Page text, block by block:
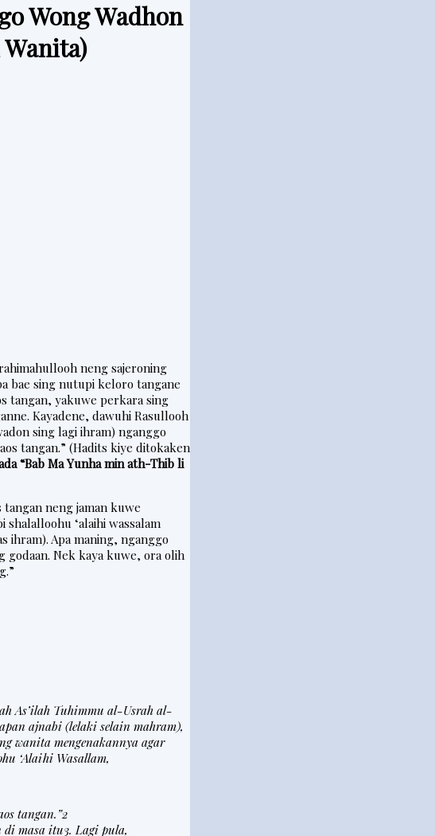
Wong Wadhon
neng sajeroning
bae sing nutupi keloro tangane
tangan, yakuwe perkara sing
Kayadene, dawuhi Rasullooh
sing lagi ihram) nganggo
tangan.” (Hadits kiye ditokaken
“Bab Ma Yunha min ath-Thib li
neng jaman kuwe
shalalloohu ‘alaihi wassalam
ihram). Apa maning, nganggo
Nek kaya kuwe, ora olih
As’ilah Tuhimmu al-Usrah al-
ajnabi (lelaki selain mahram),
wanita mengenakannya agar
‘Alaihi Wasallam,
tangan.”2
di masa itu3. Lagi pula,